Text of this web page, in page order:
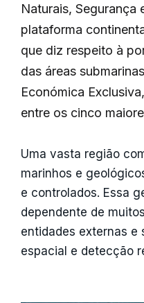
Naturais, Segurança
plataforma
que diz respeito à
das áreas
Económica
entre os cinco
Uma vasta região
marinhos e
e controlados. Essa
dependente de
entidades externas e
espacial e detecção